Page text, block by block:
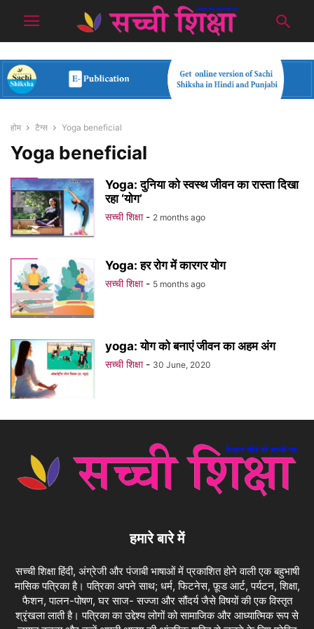
होम टैग्स Yoga beneficial
Yoga beneficial
Yoga: दुनिया को स्वस्थ जीवन का रास्ता दिखा
रहा ‘योग’
सच्ची शिक्षा - 2 months ago
Yoga: हर रोग में कारगर योग
सच्ची शिक्षा - 5 months ago
yoga: योग को बनाएं जीवन का अहम अंग
सच्ची शिक्षा - 30 June, 2020
हमारे बारे में
सच्ची शिक्षा हिंदी, अंग्रेजी और पंजाबी भाषाओं में प्रकाशित होने वाली एक बहुभाषी
मासिक पत्रिका है। पत्रिका अपने साथ; धर्म, फिटनेस, फ़ूड आर्ट, पर्यटन, शिक्षा,
फैशन, पालन-पोषण, घर साज- सज्जा और सौंदर्य जैसे विषयों की एक विस्तृत
श्रृंखला लाती है। पत्रिका का उद्देश्य लोगों को सामाजिक और आध्यात्मिक रूप से